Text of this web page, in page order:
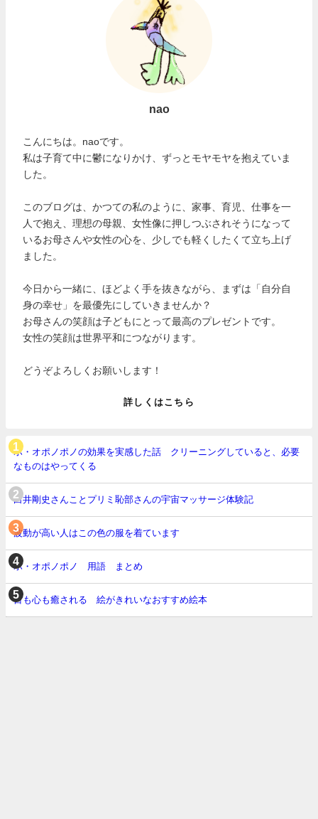
nao
こんにちは。naoです。
私は子育て中に鬱になりかけ、ずっとモヤモヤを抱えていま
した。
このブログは、かつての私のように、家事、育児、仕事を一
人で抱え、理想の母親、女性像に押しつぶされそうになって
いるお母さんや女性の心を、少しでも軽くしたくて立ち上げ
ました。
今日から一緒に、ほどよく手を抜きながら、まずは「自分自
身の幸せ」を最優先にしていきませんか？
お母さんの笑顔は子どもにとって最高のプレゼントです。
女性の笑顔は世界平和につながります。
どうぞよろしくお願いします！
詳しくはこちら
ホ・オポノポノの効果を実感した話 クリーニングしていると、必要
なものはやってくる
白井剛史さんことプリミ恥部さんの宇宙マッサージ体験記
波動が高い人はこの色の服を着ています
ホ・オポノポノ 用語 まとめ
目も心も癒される 絵がきれいなおすすめ絵本